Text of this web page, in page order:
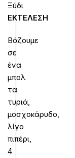
Ξύδι
ΕΚΤΕΛΕΣΗ
Βάζουμε
σε
ένα
μπολ
τα
τυριά,
μοσχοκάρυδο,
λίγο
πιπέρι,
4